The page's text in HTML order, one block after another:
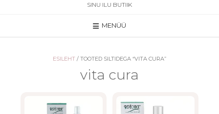
Daily Calm and Restore 50ml -
kerge niisutav raviemulsioon
1100.00€ /L
SINU ILU BUTIIK
MENÜÜ
ESILEHT / TOOTED SILTIDEGA “VITA CURA”
vita cura